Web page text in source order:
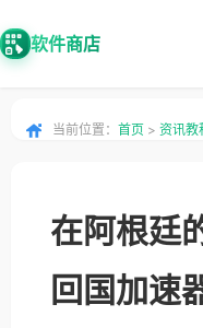
软件商店
当前位置： 首页 > 资讯教
在阿根廷
回国加速